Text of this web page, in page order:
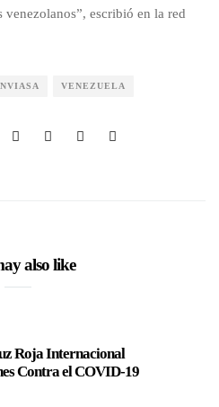
escribió en la red
VENEZUELA
also like
Roja Internacional
Contra el COVID-19